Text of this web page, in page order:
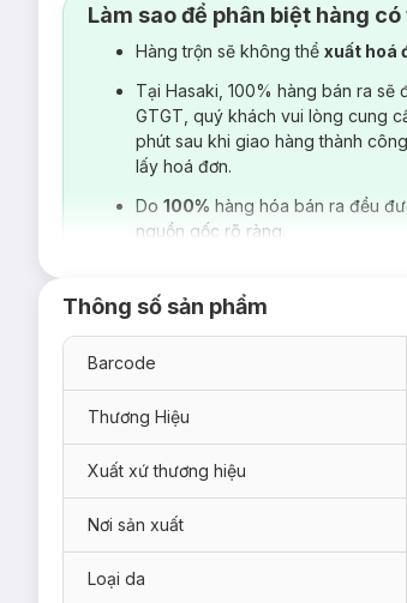
Làm sao để phân biệt hàng
Hàng trộn sẽ không thể xuất hoá
Tại Hasaki, 100% hàng bán ra sẽ
GTGT, quý khách vui lòng cung
phút sau khi giao hàng thành
lấy hoá đơn.
Do 100% hàng hóa bán ra đều
nguồn gốc rõ ràng.
Thông số sản phẩm
Barcode
Thương Hiệu
Xuất xứ thương hiệu
Nơi sản xuất
Loại da